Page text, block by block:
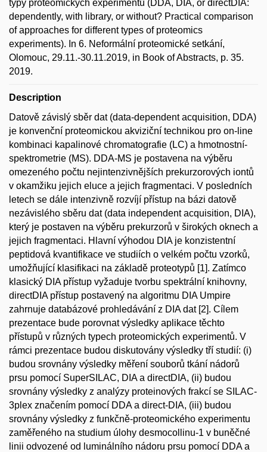
typy proteomických experimentů (DDA, DIA, or directDIA:
dependently, with library, or without? Practical comparison
of approaches for different types of proteomics
experiments). In 6. Neformální proteomické setkání,
Olomouc, 29.11.-30.11.2019, in Book of Abstracts, p. 35.
2019.
Description
Datově závislý sběr dat (data-dependent acquisition, DDA)
je konvenční proteomickou akviziční technikou pro on-line
kombinaci kapalinové chromatografie (LC) a hmotnostní-
spektrometrie (MS). DDA-MS je postavena na výběru
omezeného počtu nejintenzivnějších prekurzorových iontů
v okamžiku jejich eluce a jejich fragmentaci. V posledních
letech se dále intenzivně rozvíjí přístup na bázi datově
nezávislého sběru dat (data independent acquisition, DIA),
který je postaven na výběru prekurzorů v širokých oknech a
jejich fragmentaci. Hlavní výhodou DIA je konzistentní
peptidová kvantifikace ve studiích o velkém počtu vzorků,
umožňující klasifikaci na základě proteotypů [1]. Zatímco
klasický DIA přístup vyžaduje tvorbu spektrální knihovny,
directDIA přístup postavený na algoritmu DIA Umpire
zahrnuje databázové prohledávání z DIA dat [2]. Cílem
prezentace bude porovnat výsledky aplikace těchto
přístupů v různých typech proteomických experimentů. V
rámci prezentace budou diskutovány výsledky tří studií: (i)
budou srovnány výsledky měření souborů tkání nádorů
prsu pomocí SuperSILAC, DIA a directDIA, (ii) budou
srovnány výsledky z analýzy proteinových frakcí se SILAC-
3plex značením pomocí DDA a direct-DIA, (iii) budou
srovnány výsledky z funkčně-proteomického experimentu
zaměřeného na studium úlohy desmocollinu-1 v buněčné
linii odvozené od luminálního nádoru prsu pomocí DDA a